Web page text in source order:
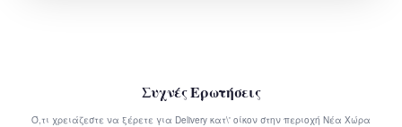
Συχνές Ερωτήσεις
Ό,τι χρειάζεστε να ξέρετε για Delivery κατ\' οίκον στην περιοχή Νέα Χώρα